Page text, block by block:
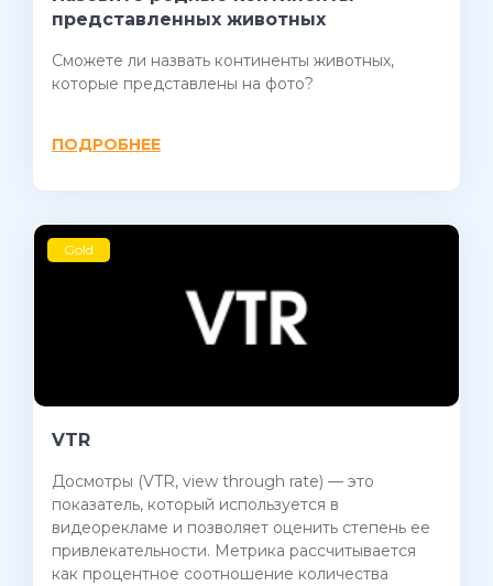
представленных животных
Сможете ли назвать континенты животных,
которые представлены на фото?
ПОДРОБНЕЕ
Gold
VTR
Досмотры (VTR, view through rate) — это
показатель, который используется в
видеорекламе и позволяет оценить степень ее
привлекательности. Метрика рассчитывается
как процентное соотношение количества